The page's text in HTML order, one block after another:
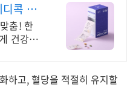
콕 정
춤! 한
건강관
하고, 혈당을 적절히 유지할